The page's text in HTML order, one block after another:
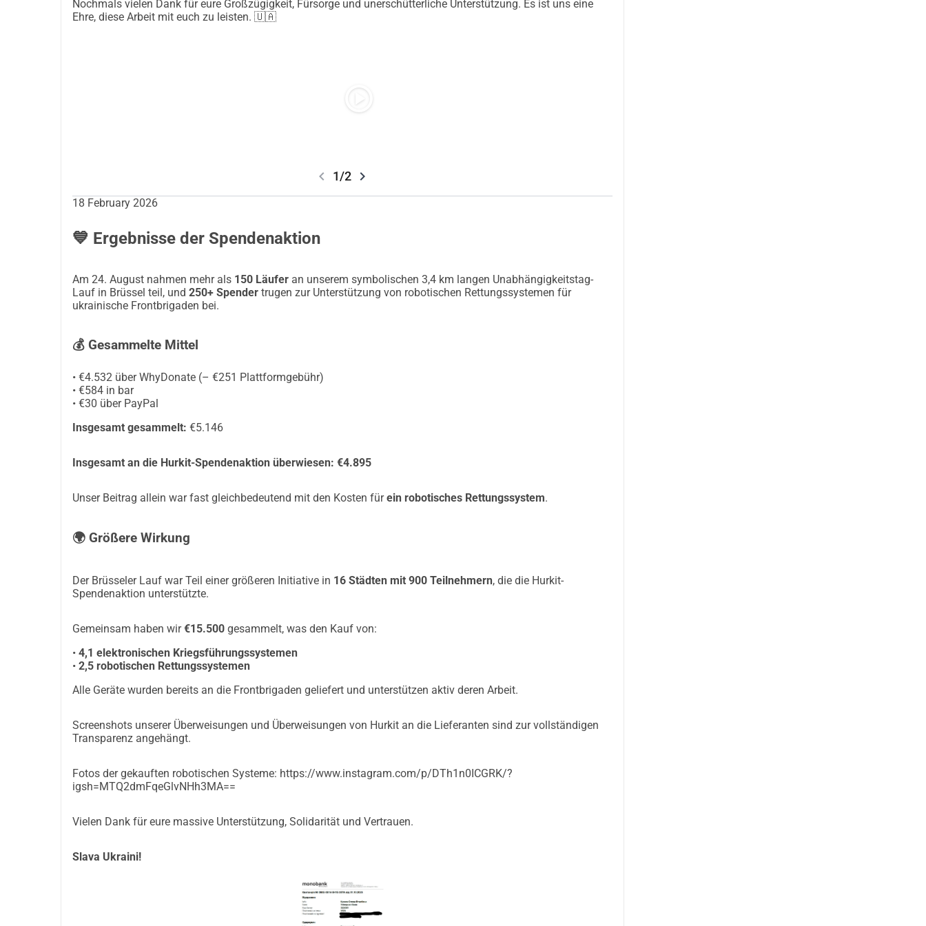
Nochmals vielen Dank für eure Großzügigkeit, Fürsorge und unerschütterliche Unterstützung. Es ist uns eine
Ehre, diese Arbeit mit euch zu leisten. 🇺🇦
chevron_left 1/2 chevron_right
18 February 2026
💙 Ergebnisse der Spendenaktion
Am 24. August nahmen mehr als 150 Läufer an unserem symbolischen 3,4 km langen Unabhängigkeitstag-
Lauf in Brüssel teil, und 250+ Spender trugen zur Unterstützung von robotischen Rettungssystemen für
ukrainische Frontbrigaden bei.
💰 Gesammelte Mittel
• €4.532 über WhyDonate (– €251 Plattformgebühr)
• €584 in bar
• €30 über PayPal
Insgesamt gesammelt: €5.146
Insgesamt an die Hurkit-Spendenaktion überwiesen: €4.895
Unser Beitrag allein war fast gleichbedeutend mit den Kosten fürein robotisches Rettungssystem.
🌍 Größere Wirkung
Der Brüsseler Lauf war Teil einer größeren Initiative in 16 Städten mit 900 Teilnehmern, die die Hurkit-
Spendenaktion unterstützte.
Gemeinsam haben wir€15.500 gesammelt, was den Kauf von:
• 4,1 elektronischen Kriegsführungssystemen
• 2,5 robotischen Rettungssystemen
Alle Geräte wurden bereits an die Frontbrigaden geliefert und unterstützen aktiv deren Arbeit.
Screenshots unserer Überweisungen und Überweisungen von Hurkit an die Lieferanten sind zur vollständigen
Transparenz angehängt.
Fotos der gekauften robotischen Systeme: https://www.instagram.com/p/DTh1n0ICGRK/?
igsh=MTQ2dmFqeGlvNHh3MA==
Vielen Dank für eure massive Unterstützung, Solidarität und Vertrauen.
Slava Ukraini!